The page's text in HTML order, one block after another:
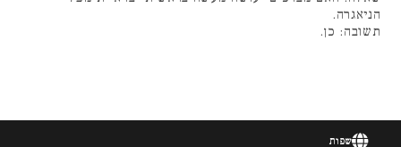
הניאגרה.
תשובה: כן.
שפות